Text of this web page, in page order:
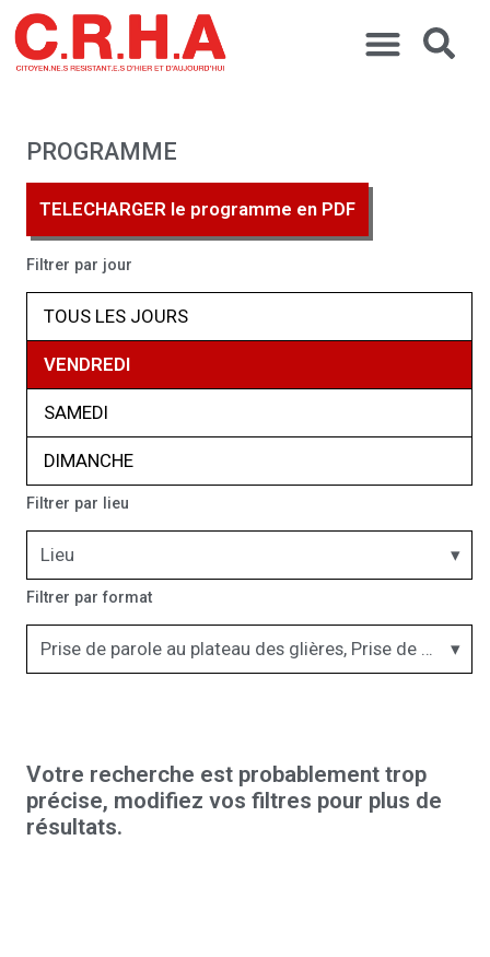
PROGRAMME
TELECHARGER le programme en PDF
Filtrer par jour
TOUS LES JOURS
VENDREDI
SAMEDI
DIMANCHE
Filtrer par lieu
Lieu
Filtrer par format
Votre recherche est probablement trop
précise, modifiez vos filtres pour plus de
résultats.